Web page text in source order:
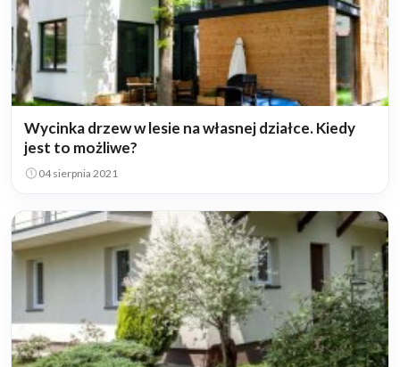
Wycinka drzew w lesie na własnej działce. Kiedy
jest to możliwe?
04 sierpnia 2021